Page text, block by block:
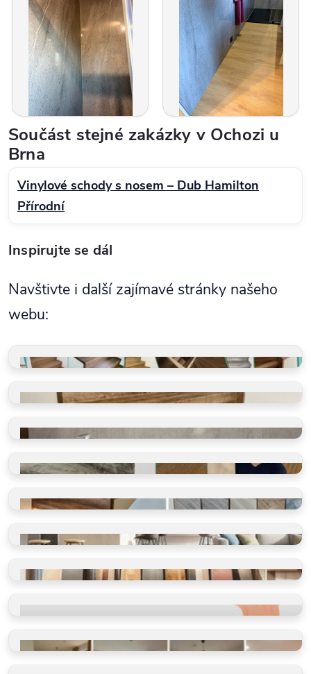
Součást stejné zakázky v Ochozi u
Brna
Vinylové schody s nosem – Dub Hamilton
Přírodní
Inspirujte se dál
Navštivte i další zajímavé stránky našeho
webu:
Schody, koupelny, restaurace
Takto je děláme v BUKOMĚ
Ano, olepujeme i zdi
Ano, olepujeme i zdi
Vidět, cítit, vybrat
Výběr dle místností
Ověřeno spokojenými zákazníky